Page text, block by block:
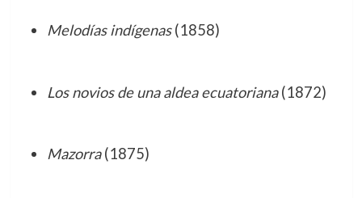
Melodías indígenas(1858)
Los novios de una aldea ecuatoriana(1872)
Mazorra(1875)